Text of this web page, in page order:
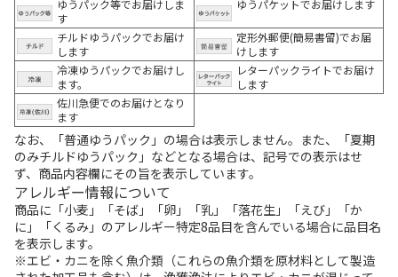
ゆうパック等でお届けしま
す
ゆうパケットでお届けします
チルドゆうパックでお届け
します
定形外郵便(簡易書留)でお届
けします
冷凍ゆうパックでお届けし
ます。
レターパックライトでお届け
します
佐川急便でのお届けとなり
ます
なお、「普通ゆうパック」の場合は表示しません。また、「夏期
のみチルドゆうパック」などとなる場合は、記号での表示はせ
ず、商品内容欄にその旨を表示しています。
アレルギー情報について
商品に「小麦」「そば」「卵」「乳」「落花生」「えび」「か
に」「くるみ」のアレルギー特定8品目を含んでいる場合に品目名
を表示します。
※エビ・カニを除く魚介類（これらの魚介類を原材料として製造